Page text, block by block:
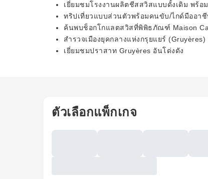
เยี่ยมชมโรงงานผลิตชีสสวิสแบบดั้งเดิม พร้
ทริปเที่ยวแบบส่วนตัวพร้อมคนขับ/ไกด์มืออา
ค้นพบช็อกโกแลตสวิสที่พิพิธภัณฑ์ Maison
สำรวจเมืองยุคกลางแห่งกรุยแยร์ (Gruyères)
เยี่ยมชมปราสาท Gruyères อันโด่งดัง
ตัวเลือกแพ็กเกจ